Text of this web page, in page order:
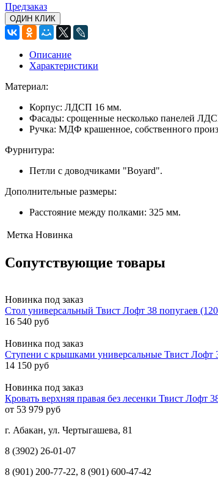
Предзаказ
ОДИН КЛИК
Описание
Характеристики
Материал:
Корпус: ЛДСП 16 мм.
Фасады: срощенные несколько панелей
Ручка: МДФ крашенное, собственного
Фурнитура:
Петли с доводчиками "Boyard".
Дополнительные размеры:
Расстояние между полками: 325 мм.
Метка Новинка
Сопутствующие товары
Новинка под заказ
Стол универсальный Твист Лофт 38 попугаев
16 540 руб
Новинка под заказ
Ступени с крышками универсальные Твист Лофт
14 150 руб
Новинка под заказ
Кровать верхняя правая без лесенки Твист Лофт
от 53 979 руб
г. Абакан, ул. Чертыгашева, 81
8 (3902) 26-01-07
8 (901) 200-77-22, 8 (901) 600-47-42